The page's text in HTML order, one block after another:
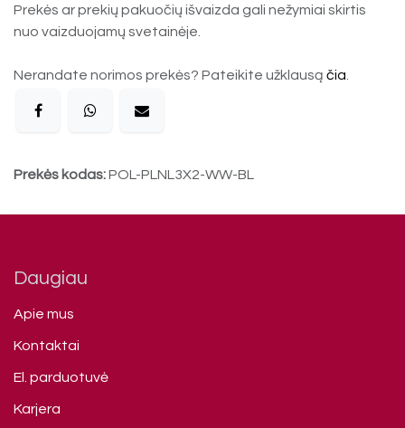
Prekės ar prekių pakuočių išvaizda gali nežymiai skirtis
nuo vaizduojamų svetainėje.
Nerandate norimos prekės? Pateikite užklausą čia
Prekės kodas:POL-PLNL3X2-WW-BL
Daugiau
Apie mus
Kontaktai
El. parduotuvė
Karjera